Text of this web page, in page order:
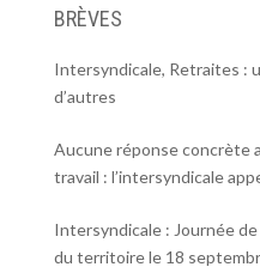
BRÈVES
Intersyndicale, Retraites :
d’autres
Aucune réponse concrète
travail : l’intersyndicale
Intersyndicale : Journée
du territoire le 18